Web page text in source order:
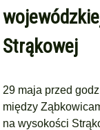
Strąkowej
29 maja przed
między
na wysokości